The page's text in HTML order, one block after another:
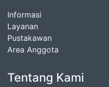
Informasi
Layanan
Pustakawan
Area Anggota
Tentang Kami